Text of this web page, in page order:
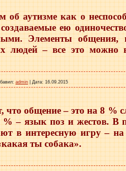
об аутизме как о
ею
Элементы общения,
людей – все это можно
admin Дата: 16.09.2015
что общение – это на 8 %
– язык поз и жестов. В
в интересную игру –
ты собака».